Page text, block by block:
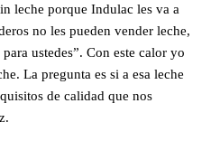
leche porque Indulac les va a
no les pueden vender leche,
ustedes”. Con este calor yo
La pregunta es si a esa leche
de calidad que nos